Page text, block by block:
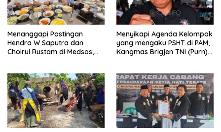
Menanggapi Postingan
Hendra W Saputra dan
Choirul Rustam di Medsos,
Menyikapi Agenda Kelompok
yang mengaku PSHT di PAM,
Kangmas Brigjen TNI (Purn)